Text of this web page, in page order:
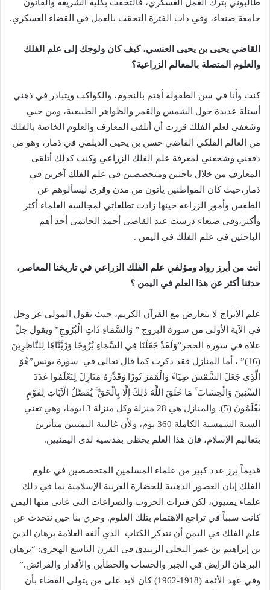
طالبوني بترك العمل العسكري، فالتحقت بكلية الشريعة والقانون
جامعة صنعاء، وفي ذات الفترة التحقت بالعمل في القضاء العسكري.
القاضي يحيى بن يحيى العنسي، كيف كان ولوجك إلى علم الفلك
والعلوم المتصلة بالمعالم الزراعية؟
كنت وأنا في سن الطفولة أهتم بالنجوم، والكواكب ويتبادر في ذهني
أسئلة عديدة حول الشمس والقمر والظواهر الطبيعية، ومن حبي
وشغفي لعلم الفلك قررت أن أتلقى المعارف والعلوم الخاصة بالفلك
من العالم الفلكي القاضي حسن بن يحيى الديلمي في ذمار، وهو من
دفعني وشجعني لمعرفة علم الفلك الزراعي وكنت كذلك أتلقى
المعارف من خلال باحثين ومتخصصين في علم الفلك آخرين في
ذمار،حيث كان المواطنين يأتون من مدن وقرى ليسألوهم عن
الطقس وأمور الزراعة حينها زادت تطلعاتي لمجالسة العلماء أكثر
وأكثر،وفي صنعاء درست عند القاضي أحمد الحاتمي أحد أهم
الباحثين في علم الفلك في اليمن .
أنت من أبرز رواد ومؤلفي علم الفلك الزراعي في تاريخنا المعاصر،
حدثنا أكثر عن هذا العلم في اليمن ؟
علم الأبراج لا يتعارض مع القرآن الكريم، حيث يقول المولى عز وجل
في الآية الأولى من سورة البروج ” وَالسَّمَاءِ ذَاتِ الْبُرُوجِ” ويقول جلّ
علاه في سورة الحجر”وَلَقَدْ جَعَلْنَا فِي السَّمَاءِ بُرُوجًا وَزَيَّنَّاهَا لِلنَّاظِرِينَ
(16)” ، أما المنازل فقد ذكرت كما قال تعالى في سورة يونس”هُوَ
الَّذِي جَعَلَ الشَّمْسَ ضِيَاءً وَالْقَمَرَ نُورًا وَقَدَّرَهُ مَنَازِلَ لِتَعْلَمُوا عَدَدَ
السِّنِينَ وَالْحِسَابَ ۚ مَا خَلَقَ اللَّهُ ذَٰلِكَ إِلَّا بِالْحَقِّ ۚ يُفَصِّلُ الْآيَاتِ لِقَوْمٍ
يَعْلَمُونَ (5). والمنازل هي 28 منزلة وكل منزلة 13يوما، وهي تعني
السنة الشمسية الكاملة 360 يوم، ولأن غالبية اليمنيين متأثربن
بتعاليم الإسلام، فإن هذا العلم يحظى بقدسية لدى اليمنيين.
قديماً برز عدد كبير من علماء المسلمين المتخصصين في علوم
الفلك إبان العصور الذهبية للحضارة العربية الإسلامية بما في ذلك
علماء يمنيون، لكن فترات الحروب والصراعات التي عانى منها اليمن
كانت سبباً في تراجع الاهتمام بتلك العلوم. وحري بنا حين نتحدث عن
علم الفلك في اليمن أن نتذكر الكتاب الذي ألفه العلامة برهان الدين
بن إبراهيم بن عمر البجلي الزبيدي في القرن التاسع الهجري: “برهان
البرهان الرايض في الجبر والحساب والخطأين والأقدار والفرائض.”
وفي عهد الأئمة (1918-1962) كان لابد على من يتولى القضاء بأن